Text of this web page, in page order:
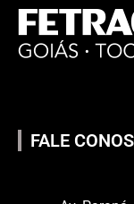
FALE